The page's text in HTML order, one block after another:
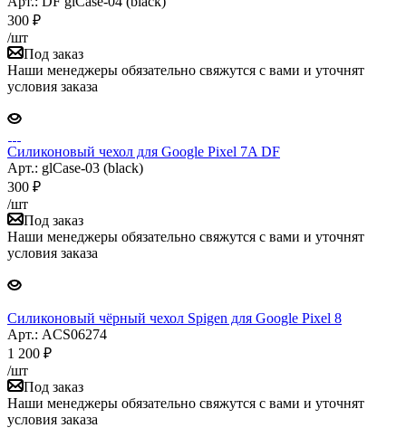
300 ₽
/шт
Под заказ
Наши менеджеры обязательно свяжутся с вами и уточнят
условия заказа
Силиконовый чехол для Google Pixel 7A DF
Арт.: glCase-03 (black)
300 ₽
/шт
Под заказ
Наши менеджеры обязательно свяжутся с вами и уточнят
условия заказа
Силиконовый чёрный чехол Spigen для Google Pixel 8
Арт.: ACS06274
1 200 ₽
/шт
Под заказ
Наши менеджеры обязательно свяжутся с вами и уточнят
условия заказа